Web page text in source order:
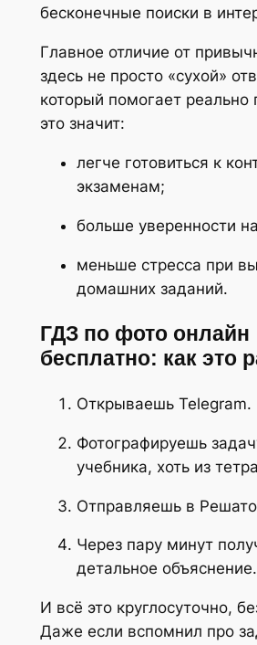
бесконечные поиски в
Главное отличие от
здесь не просто «сухой»
который помогает реально
это значит:
легче готовиться к
экзаменам;
больше уверенности
меньше стресса при
домашних заданий.
ГДЗ по фото онлайн
бесплатно: как это
Открываешь Telegram.
Фотографируешь
учебника, хоть из
Отправляешь в
Через пару минут
детальное объяснение.
И всё это круглосуточно,
Даже если вспомнил про